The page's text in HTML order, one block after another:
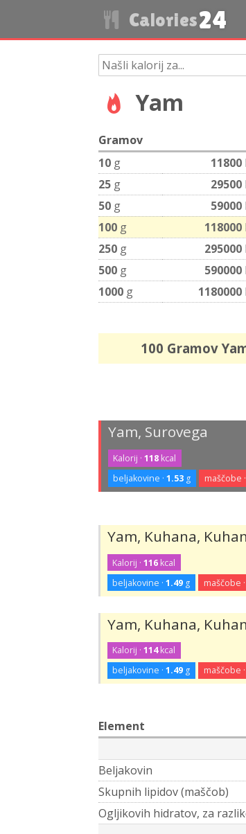
Calories24
Yam
Gramov
10 g 11800
25 g 29500
50 g 59000
100 g 118000
250 g 295000
500 g 590000
1000 g 1180000
100 Gramov
Yam, Surovega
Kalorij ·118 kcal
beljakovine ·1.53 g maščobe ·
Yam, Kuhana,
Kalorij ·116 kcal
beljakovine ·1.49 g maščobe ·
Yam, Kuhana,
Kalorij ·114kcal
beljakovine ·1.49 g maščobe ·
Element
Beljakovin
Skupnih lipidov (maščob)
Ogljikovih hidratov, za